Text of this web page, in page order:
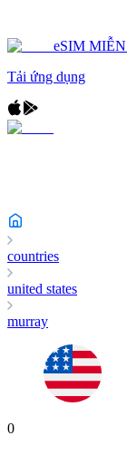
eSIM
Tải ứng dụng
countries
united states
murray
0